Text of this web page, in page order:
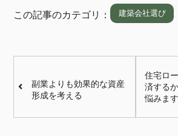
この記事のカテゴリ： 建築会社選び
副業よりも効果的な資産
形成を考える
住宅ロ
済する
悩みます